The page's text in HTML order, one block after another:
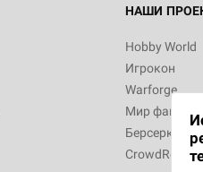
НАШИ
Hobby World
Игрокон
Warforge
Мир
Берсерк